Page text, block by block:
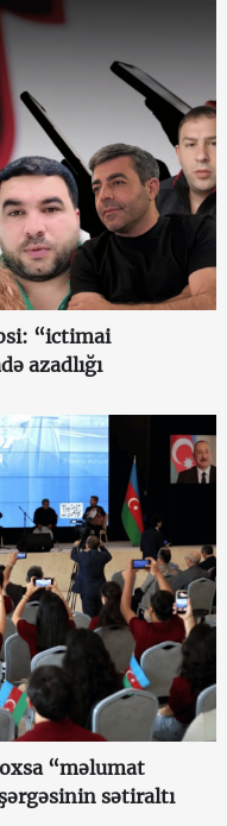
“ictimai
azadlığı
“məlumat
sətiraltı